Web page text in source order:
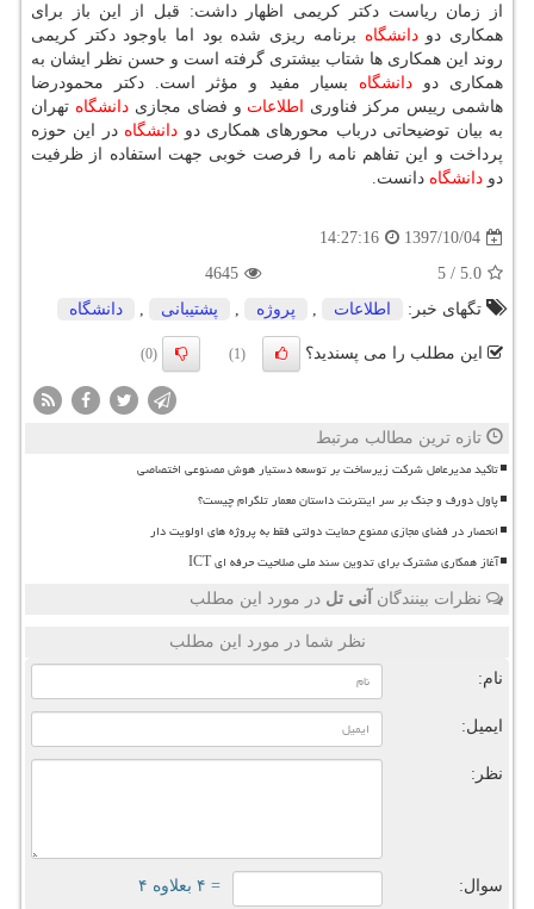
از زمان ریاست دكتر كریمی اظهار داشت: قبل از این باز برای
همكاری دودانشگاه برنامه ریزی شده بود اما باوجود دكتر كریمی
روند این همكاری ها شتاب بیشتری گرفته است و حسن نظر ایشان به
همكاری دودانشگاه بسیار مفید و مؤثر است. دكتر محمودرضا
هاشمی رییس مركز فناوری اطلاعات و فضای مجازیدانشگاه تهران
به بیان توضیحاتی درباب محورهای همكاری دو دانشگاه در این حوزه
پرداخت و این تفاهم نامه را فرصت خوبی جهت استفاده از ظرفیت
دو دانشگاه دانست.
1397/10/04
14:27:16
5.0
/
5
4645
تگهای خبر:
اطلاعات , پروژه , پشتیبانی , دانشگاه
این مطلب را می پسندید؟ (1)
(0)
تازه ترین مطالب مرتبط
تاکید مدیرعامل شرکت زیرساخت بر توسعه دستیار هوش مصنوعی اختصاصی
پاول دورف و جنگ بر سر اینترنت داستان معمار تلگرام چیست؟
انحصار در فضای مجازی ممنوع حمایت دولتی فقط به پروژه های اولویت دار
آغاز همکاری مشترک برای تدوین سند ملی صلاحیت حرفه ای ICT
نظرات بینندگان آنی تل در مورد این مطلب
نظر شما در مورد این مطلب
نام:
ایمیل:
نظر:
سوال: = ۴ بعلاوه ۴